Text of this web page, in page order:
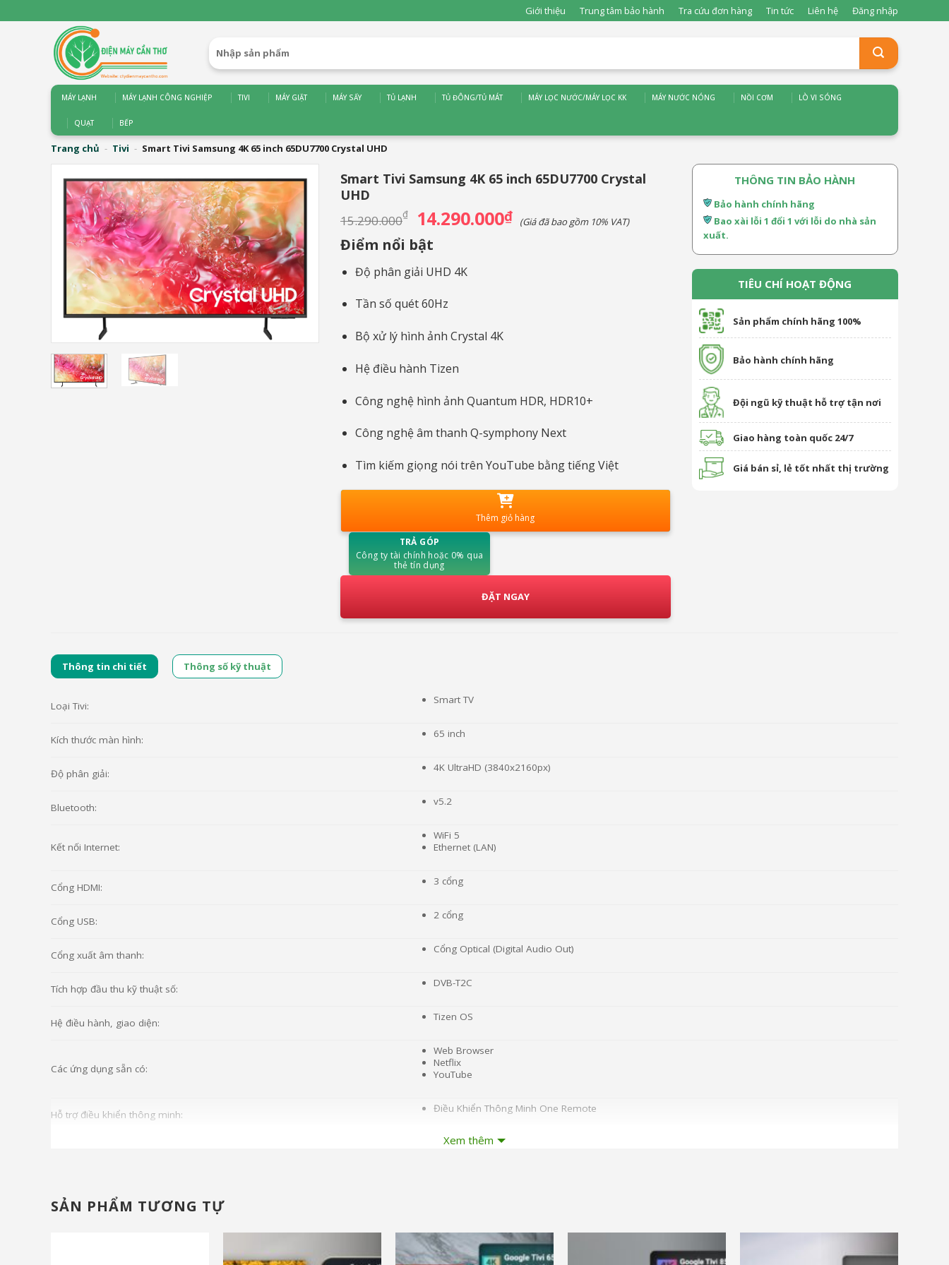
qua
Giới thiệu Trung tâm bảo hành Tra cứu đơn hàng Tin tức Liên hệ Đăng nhập
Tìm
kiếm:
MÁY LẠNH MÁY LẠNH CÔNG NGHIỆP TIVI MÁY GIẶT MÁY SẤY TỦ LẠNH TỦ ĐÔNG/TỦ MÁT MÁY LỌC NƯỚC/MÁY LỌC KK MÁY NƯỚC NÓNG NỒI CƠM LÒ VI SÓNG
QUẠT BẾP
Trang chủ - Tivi - Smart Tivi Samsung 4K 65 inch 65DU7700 Crystal UHD
Smart Tivi Samsung 4K 65 inch 65DU7700 Crystal
UHD
15.290.000₫ Giá
gốc
là:
15.290.000₫.
14.290.000₫Giá
hiện
(Giá đã bao gồm 10% VAT)
Điểm nổi bật
Độ phân giải UHD 4K
Tần số quét 60Hz
Bộ xử lý hình ảnh Crystal 4K
Hệ điều hành Tizen
Công nghệ hình ảnh Quantum HDR, HDR10+
Công nghệ âm thanh Q-symphony Next
Tìm kiếm giọng nói trên YouTube bằng tiếng Việt
Thêm giỏ hàng
TRẢ GÓP
Công ty tài chính hoặc 0% qua
thẻ tín dụng
ĐẶT NGAY
THÔNG TIN BẢO HÀNH
Bảo hành chính hãng
Bao xài lỗi 1 đổi 1 với lỗi do nhà sản
xuất.
TIÊU CHÍ HOẠT ĐỘNG
Sản phẩm chính hãng 100%
Bảo hành chính hãng
Đội ngũ kỹ thuật hỗ trợ tận nơi
Giao hàng toàn quốc 24/7
Giá bán sỉ, lẻ tốt nhất thị trường
Thông tin chi tiết Thông số kỹ thuật
Loại Tivi: Smart TV
Kích thước màn hình: 65 inch
Độ phân giải: 4K UltraHD (3840x2160px)
Bluetooth: v5.2
Kết nối Internet:
WiFi 5
Ethernet (LAN)
Cổng HDMI: 3 cổng
Cổng USB: 2 cổng
Cổng xuất âm thanh: Cổng Optical (Digital Audio Out)
Tích hợp đầu thu kỹ thuật số: DVB-T2C
Hệ điều hành, giao diện: Tizen OS
Các ứng dụng sẵn có:
Web Browser
Netflix
YouTube
Hỗ trợ điều khiển thông minh: Điều Khiển Thông Minh One Remote
Bằng ứng dụng SmartThings
Xem thêm
SẢN PHẨM TƯƠNG TỰ